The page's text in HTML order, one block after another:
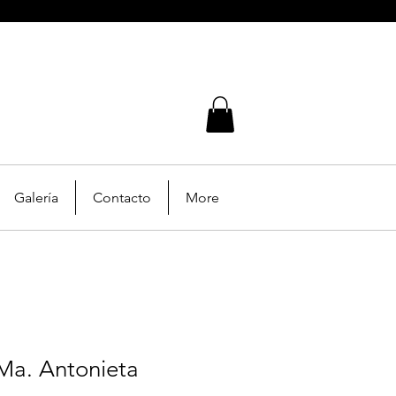
Galería Contacto More
Antonieta